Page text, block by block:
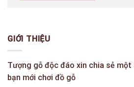
GIỚI THIỆU
Tượng gỗ độc đáo xin chia sẻ
bạn mới chơi đồ gỗ